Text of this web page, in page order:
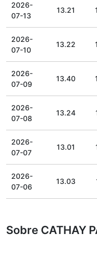
2026-
07-13
13.21
2026-
07-10
13.22
2026-
07-09
13.40
2026-
07-08
13.24
2026-
07-07
13.01
2026-
07-06
13.03
Sobre CATHAY